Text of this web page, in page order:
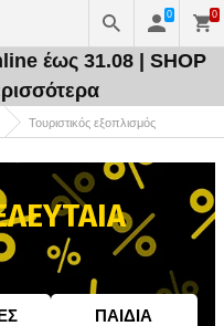
0 0
έως 31.08 | SHOP
Τουριστικός εξοπλισμός
ΠΑΙΔΙA